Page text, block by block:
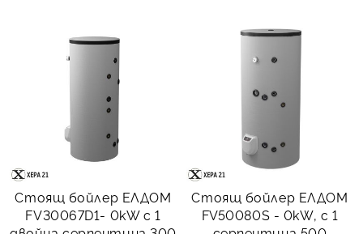
Стоящ бойлер ЕЛДОМ
FV30067D1- 0kW с 1
Стоящ бойлер ЕЛДОМ
FV50080S - 0kW, с 1